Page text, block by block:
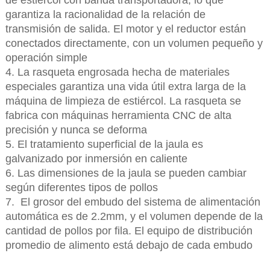
garantiza la racionalidad de la relación de
transmisión de salida. El motor y el reductor están
conectados directamente, con un volumen pequeño y
operación simple
4. La rasqueta engrosada hecha de materiales
especiales garantiza una vida útil extra larga de la
máquina de limpieza de estiércol. La rasqueta se
fabrica con máquinas herramienta CNC de alta
precisión y nunca se deforma
5. El tratamiento superficial de la jaula es
galvanizado por inmersión en caliente
6. Las dimensiones de la jaula se pueden cambiar
según diferentes tipos de pollos
7. El grosor del embudo del sistema de alimentación
automática es de 2.2mm, y el volumen depende de la
cantidad de pollos por fila. El equipo de distribución
promedio de alimento está debajo de cada embudo